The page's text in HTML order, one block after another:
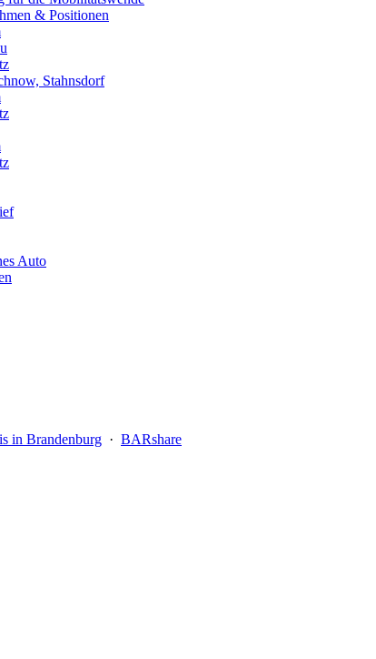
& Positionen
Stahnsdorf
Auto
in Brandenburg · BARshare